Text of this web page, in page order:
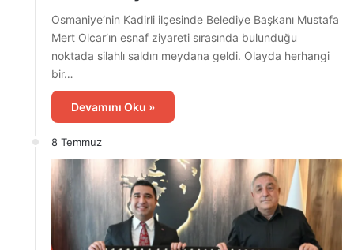
Osmaniye‘nin Kadirli ilçesinde Belediye Başkanı Mustafa
Mert Olcar‘ın esnaf ziyareti sırasında bulunduğu
noktada silahlı saldırı meydana geldi. Olayda herhangi
bir…
Devamını Oku »
8 Temmuz